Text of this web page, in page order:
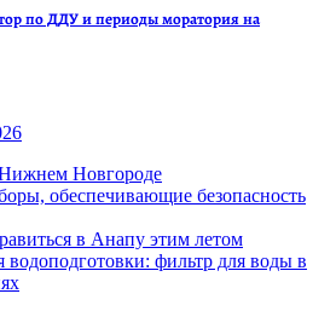
по ДДУ и периоды моратория на
Новгороде
обеспечивающие безопасность
в Анапу этим летом
водоподготовки: фильтр для воды в